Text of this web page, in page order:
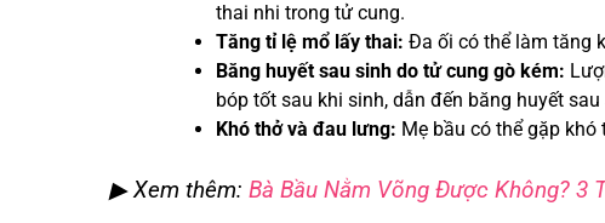
thai nhi trong tử cung.
Tăng tỉ lệ mổ lấy thai: Đa ối có thể làm tăng
Băng huyết sau sinh do tử cung gò kém:
bóp tốt sau khi sinh, dẫn đến băng huyết sau
Khó thở và đau lưng: Mẹ bầu có thể gặp
▶ Xem thêm: Bà Bầu Nằm Võng Được Không? 3